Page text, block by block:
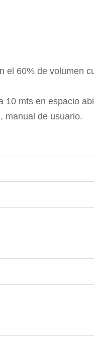
el 60% de volumen
10 mts en espacio
manual de usuario.